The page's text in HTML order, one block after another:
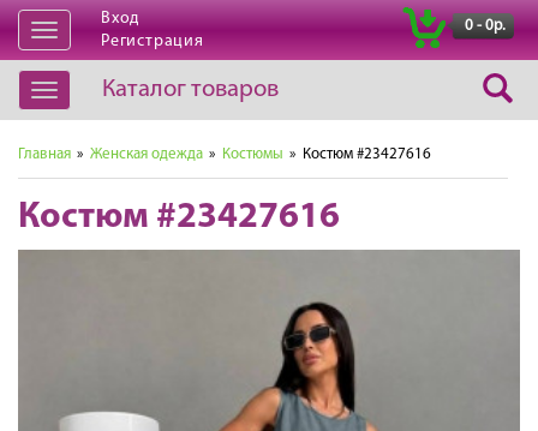
Открыть
навигацию
Вход
Регистрация
0 - 0р.
Открыть
навигацию
Каталог товаров
Главная » Женская одежда » Костюмы » Костюм #23427616
Костюм #23427616